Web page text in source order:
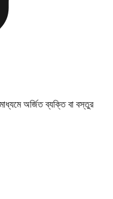
অর্জিত ব্যক্তি বা বস্তুর